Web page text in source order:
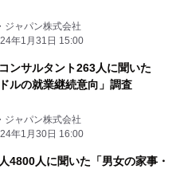
ジャパン株式会社
年1月31日 15:00
ンサルタント263人に聞いた
ドルの就業継続意向」調査
ジャパン株式会社
年1月30日 16:00
4800人に聞いた「男女の家事・